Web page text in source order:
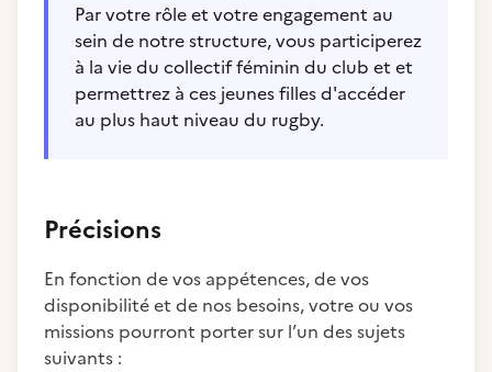
Par votre rôle et votre engagement au
sein de notre structure, vous participerez
à la vie du collectif féminin du club et et
permettrez à ces jeunes filles d'accéder
au plus haut niveau du rugby.
Précisions
En fonction de vos appétences, de vos
disponibilité et de nos besoins, votre ou vos
missions pourront porter sur l’un des sujets
suivants :